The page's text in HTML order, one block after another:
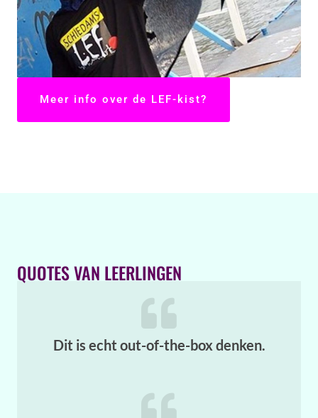
Meer info over de LEF-kist?
QUOTES VAN LEERLINGEN
Dit is echt out-of-the-box denken.